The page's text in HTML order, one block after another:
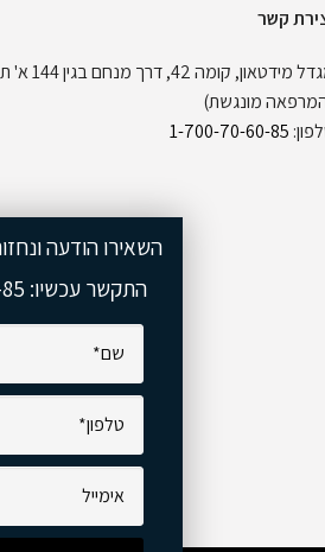
השאירו הודעה
התקשר עכשיו:
קשר
מידטאון, קומה 42, דרך מנחם בגין 144 א' תל אביב
מונגשת)
1-700-70-60-85